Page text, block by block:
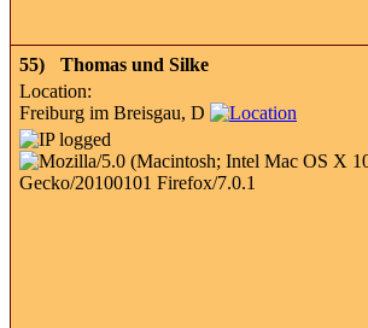
55)
Thomas und Silke
Location:
Freiburg im Breisgau, D